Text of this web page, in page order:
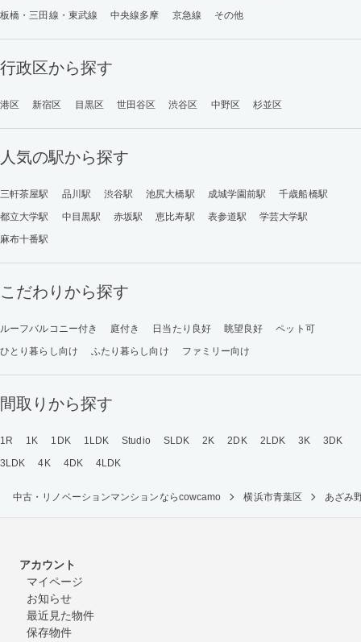
板橋・三田線・東武線
中央線多摩 京急線 その他
行政区から探す
港区 新宿区 目黒区 世田谷区 渋谷区 中野区 杉並区
人気の駅から探す
三軒茶屋駅 品川駅 渋谷駅 池尻大橋駅 成城学園前駅
千歳船橋駅
都立大学駅
中目黒駅 赤坂駅 恵比寿駅 表参道駅
学芸大学駅
麻布十番駅
こだわりから探す
ルーフバルコニー付き 庭付き 日当たり良好 眺望良好
ペット可
ひとり暮らし向け
ふたり暮らし向け ファミリー向け
間取りから探す
1R 1K 1DK 1LDK Studio SLDK 2K 2DK 2LDK 3K
3DK
3LDK
4K 4DK 4LDK
中古・リノベーションマンションならcowcamo 横浜市青葉区 あざみ
アカウント
マイページ
お知らせ
最近見た物件
保存物件